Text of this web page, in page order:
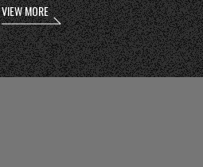
VIEW MORE